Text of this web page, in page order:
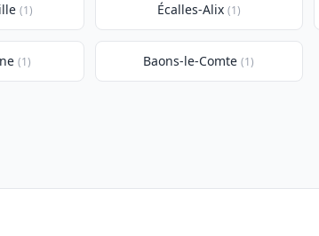
(1) Écalles-Alix (1)
(1) Baons-le-Comte (1)